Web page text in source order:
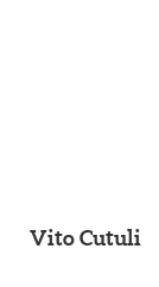
Vito Cutuli